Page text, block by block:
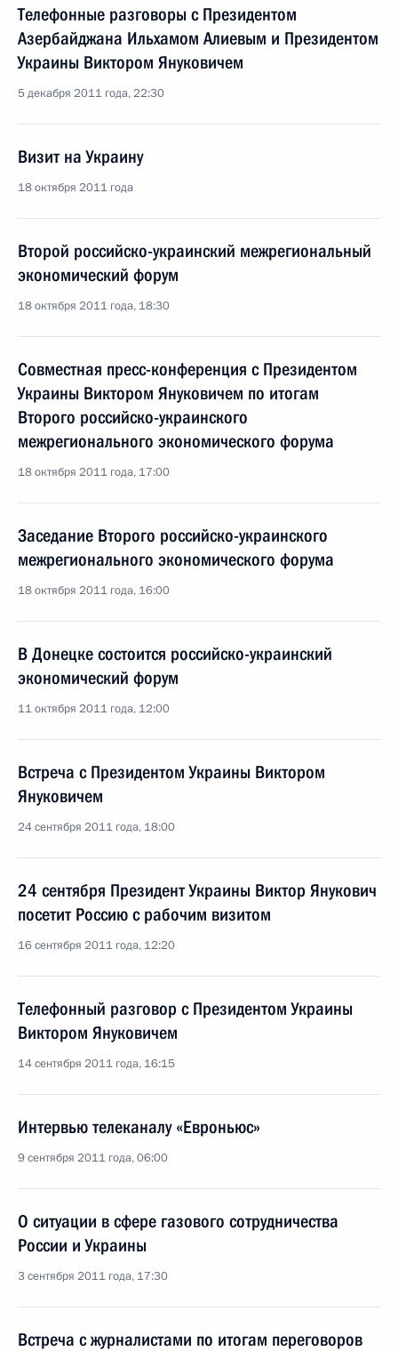
Телефонные разговоры с Президентом
Азербайджана Ильхамом Алиевым и Президентом
Украины Виктором Януковичем
5 декабря 2011 года, 22:30
Визит на Украину
18 октября 2011 года
Второй российско-украинский межрегиональный
экономический форум
18 октября 2011 года, 18:30
Совместная пресс-конференция с Президентом
Украины Виктором Януковичем по итогам
Второго российско-украинского
межрегионального экономического форума
18 октября 2011 года, 17:00
Заседание Второго российско-украинского
межрегионального экономического форума
18 октября 2011 года, 16:00
В Донецке состоится российско-украинский
экономический форум
11 октября 2011 года, 12:00
Встреча с Президентом Украины Виктором
Януковичем
24 сентября 2011 года, 18:00
24 сентября Президент Украины Виктор Янукович
посетит Россию с рабочим визитом
16 сентября 2011 года, 12:20
Телефонный разговор с Президентом Украины
Виктором Януковичем
14 сентября 2011 года, 16:15
Интервью телеканалу «Евроньюс»
9 сентября 2011 года, 06:00
О ситуации в сфере газового сотрудничества
России и Украины
3 сентября 2011 года, 17:30
Встреча с журналистами по итогам переговоров